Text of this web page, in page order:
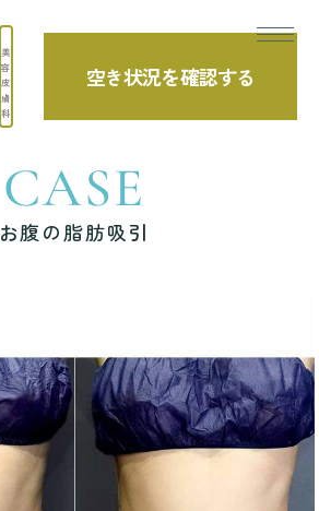
美
容
皮
膚
科
空き状況を確認する
お腹の脂肪吸引
CASE
お腹の脂肪吸引